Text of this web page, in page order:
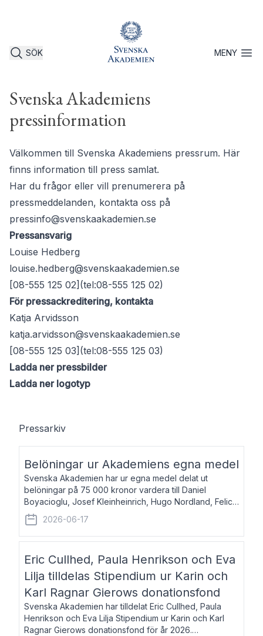
SÖK MENYÖppna
Svenska Akademiens
pressinformation
Välkommen till Svenska Akademiens pressrum. Här
finns information till press samlat.
Har du frågor eller vill prenumerera på
pressmeddelanden, kontakta oss på
pressinfo@svenskaakademien.se
Pressansvarig
Louise Hedberg
louise.hedberg@svenskaakademien.se
[08-555 125 02](tel:08-555 125 02)
För pressackreditering, kontakta
Katja Arvidsson
katja.arvidsson@svenskaakademien.se
[08-555 125 03](tel:08-555 125 03)
Ladda ner pressbilder
Ladda ner logotyp
Pressarkiv
Belöningar ur Akademiens egna medel
Svenska Akademien har ur egna medel delat ut
belöningar på 75 000 kronor vardera till Daniel
Boyacioglu, Josef Kleinheinrich, Hugo Nordland, Felicia
Stenroth och Svante Strandberg. Daniel Boyacioglu,
född 1981, är poet och scenartist. Josef
2026-06-17
Eric Cullhed, Paula Henrikson och Eva
Lilja tilldelas Stipendium ur Karin och
Karl Ragnar Gierows donationsfond
Svenska Akademien har tilldelat Eric Cullhed, Paula
Henrikson och Eva Lilja Stipendium ur Karin och Karl
Ragnar Gierows donationsfond för år 2026.